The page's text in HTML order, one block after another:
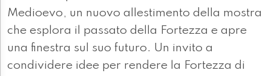
Medioevo, un nuovo allestimento della mostra
che esplora il passato della Fortezza e apre
una finestra sul suo futuro. Un invito a
condividere idee per rendere la Fortezza di